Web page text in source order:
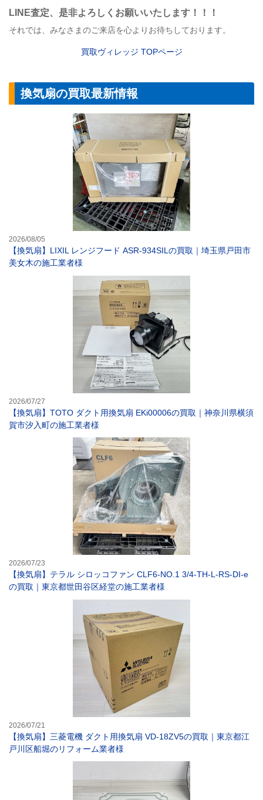
LINE査定、是非よろしくお願いいたします！！！
それでは、みなさまのご来店を心よりお待ちしております。
買取ヴィレッジ TOPページ
換気扇の買取最新情報
2026/08/05
【換気扇】LIXIL レンジフード ASR-934SILの買取｜埼玉県戸田市
美女木の施工業者様
2026/07/27
【換気扇】TOTO ダクト用換気扇 EKi00006の買取｜神奈川県横須
賀市汐入町の施工業者様
2026/07/23
【換気扇】テラル シロッコファン CLF6-NO.1 3/4-TH-L-RS-DI-e
の買取｜東京都世田谷区経堂の施工業者様
2026/07/21
【換気扇】三菱電機 ダクト用換気扇 VD-18ZV5の買取｜東京都江
戸川区船堀のリフォーム業者様